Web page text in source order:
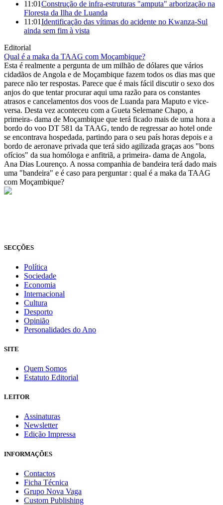
11:01Construção de infra-estruturas "amputa" arborização na
Floresta da Ilha de Luanda
11:01Identificação das vítimas do acidente no Kwanza-Sul
ainda sem fim à vista
Editorial
Qual é a maka da TAAG com Moçambique?
Esta é realmente a pergunta de um milhão de dólares que vários
cidadãos de Angola e de Moçambique fazem todos os dias mas que
parece não ter respostas. Parece que é mais fácil discutir o sexo dos
anjos do que tentar procurar aqui uma razão para os constantes
atrasos e cancelamentos dos voos de Luanda para Maputo e vice-
versa. Desta vez aconteceu com a Gueta Selemane Chapo, a
primeira- dama de Moçambique que terá ficado mais de uma hora a
bordo do voo DT 581 da TAAG, tendo de regressar ao hotel onde
se encontrava hospedada, partindo para o seu país horas depois e a
bordo de aeronave privada que terá sido agilizada graças aos "bons
ofícios" da sua homóloga e anfitriã, a primeira- dama de Angola,
Ana Dias Lourenço. A nossa companhia de bandeira terá dado mais
uma "bandeira" e é caso para perguntar : qual é a maka da TAAG
com Moçambique?
SECÇÕES
Política
Sociedade
Economia
Internacional
Cultura
Desporto
Opinião
Personalidades do Ano
SITE
Quem Somos
Estatuto Editorial
LEITOR
Assinaturas
Newsletter
Edição Impressa
INFORMAÇÕES
Contactos
Ficha Técnica
Grupo Nova Vaga
Custom Publishing